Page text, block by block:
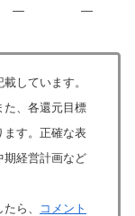
― ―
しています。
た、各還元目標
ます。正確な表
期経営計画など
ら、
コメント